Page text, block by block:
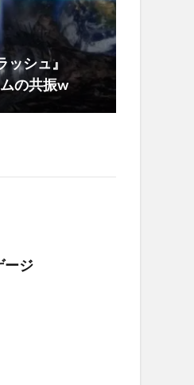
ッシュ』
の共振w
ージ